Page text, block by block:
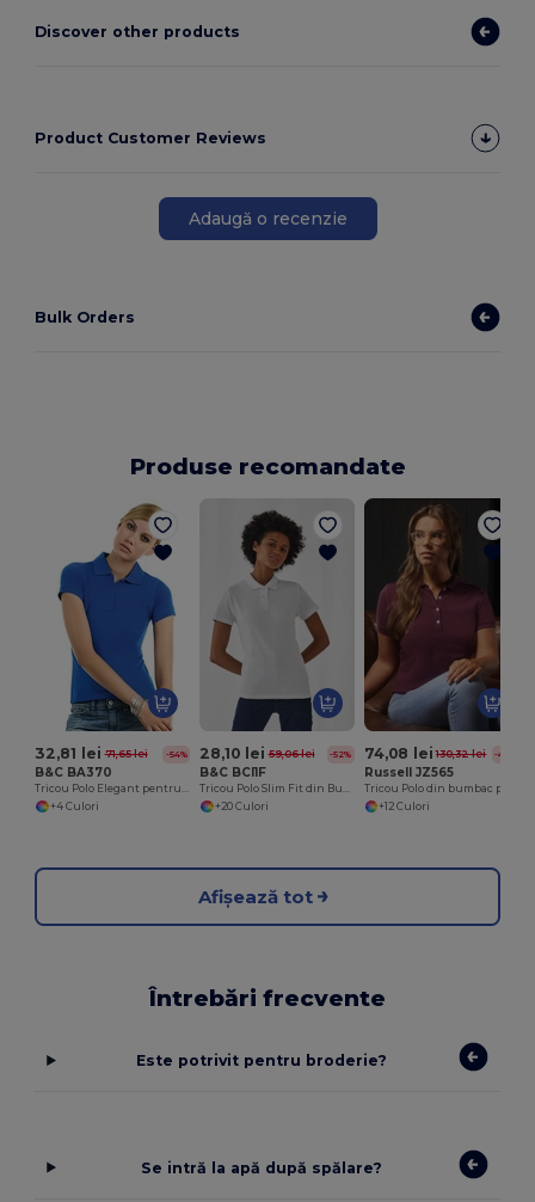
Discover other products
Product Customer Reviews
Adaugă o recenzie
Bulk Orders
Produse recomandate
32,81 lei 71,65 lei -54%
B&C BA370
Tricou Polo Elegant pentru Femei cu Mâneci Scurte
+4 Culori
28,10 lei 59,06 lei -52%
B&C BCI1F
Tricou Polo Slim Fit din Bumbac pentru Femei B&C
+20 Culori
74,08 lei 130,32 lei -43%
Russell JZ565
+12 Culori
Afișează tot
Întrebări frecvente
Este potrivit pentru broderie?
Se intră la apă după spălare?